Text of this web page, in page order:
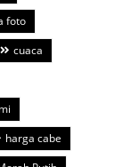
foto
cuaca
harga cabe